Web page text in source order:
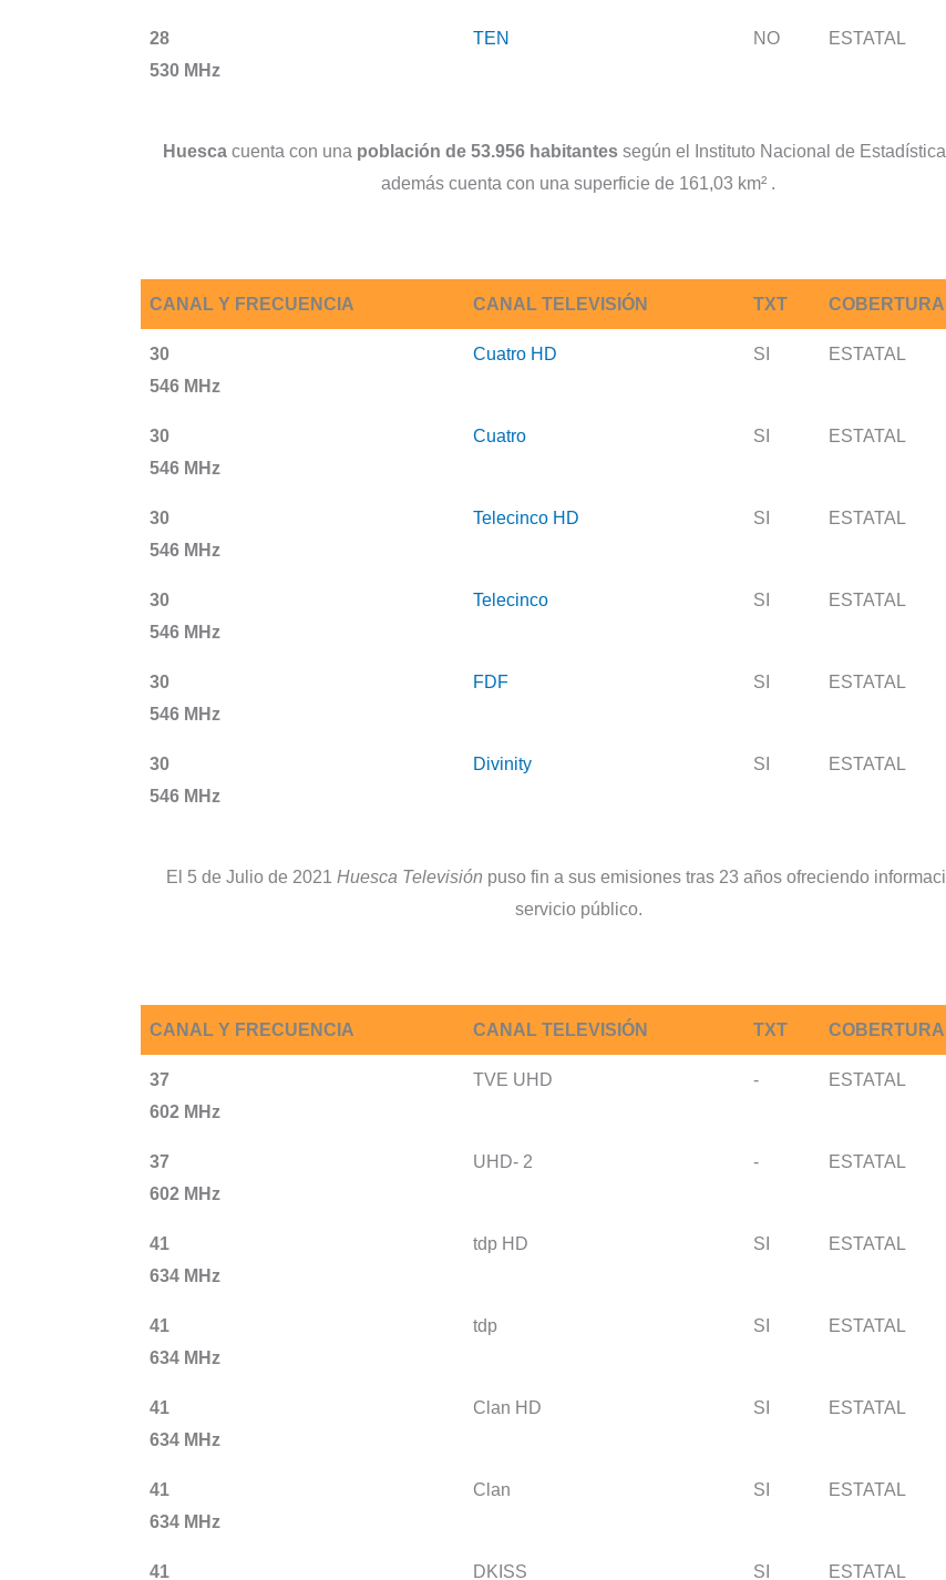
28
530 MHz
TEN NO ESTATAL
Huesca cuenta con una población de 53.956 habitantessegún el Instituto Nacional de
además cuenta con una superficie de 161,03 km² .
CANAL Y FRECUENCIA CANAL TELEVISIÓN TXT COBERTURA
30
546 MHz
Cuatro HD SI ESTATAL
30
546 MHz
Cuatro SI ESTATAL
30
546 MHz
Telecinco HD SI ESTATAL
30
546 MHz
Telecinco SI ESTATAL
30
546 MHz
FDF SI ESTATAL
30
546 MHz
Divinity SI ESTATAL
El 5 de Julio de 2021Huesca Televisión puso fin a sus emisiones tras 23 años ofreciendo
servicio público.
CANAL Y FRECUENCIA CANAL TELEVISIÓN TXT COBERTURA
37
602 MHz
TVE UHD - ESTATAL
37
602 MHz
UHD- 2 - ESTATAL
41
634 MHz
tdp HD SI ESTATAL
41
634 MHz
tdp SI ESTATAL
41
634 MHz
Clan HD SI ESTATAL
41
634 MHz
Clan SI ESTATAL
41 DKISS SI ESTATAL